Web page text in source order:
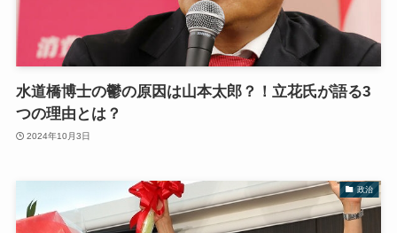
水道橋博士の鬱の原因は山本太郎？！立花氏が語る3
つの理由とは？
2024年10月3日
政治